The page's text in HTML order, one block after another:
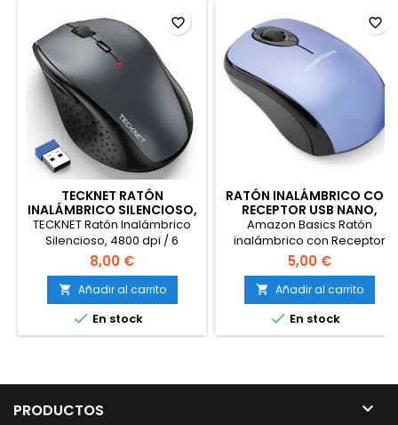
TECKNET RATÓN
INALÁMBRICO SILENCIOSO,
4800 DPI
TECKNET Ratón Inalámbrico
Silencioso, 4800 dpi / 6
Niveles Raton Ergonomico de
2.4G, 30 Meses Duración de
Batería, Mouse Inalámbrico
Óptico para Ordenador
8,00 €
 Añadir al carrito
 En stock
favorite_border
RATÓN INALÁMBRICO CON
RECEPTOR USB NANO,
COLOR AZU
Amazon Basics Ratón
inalámbrico con Receptor
USB Nano, Color Azul
5,00 €
 Añadir al carrito
 En stock
favorite_border
PRODUCTOS 